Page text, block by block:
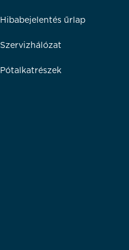
Hibabejelentés űrlap
Szervizhálózat
Pótalkatrészek